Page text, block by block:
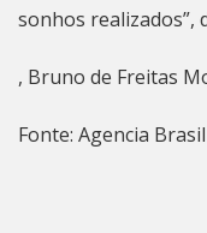
sonhos realizados”,
, Bruno de Freitas
Fonte: Agencia Brasil